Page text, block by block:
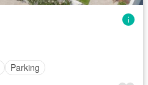
Parking